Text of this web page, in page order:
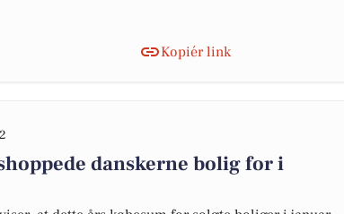
Kopiér link
danskerne bolig for i